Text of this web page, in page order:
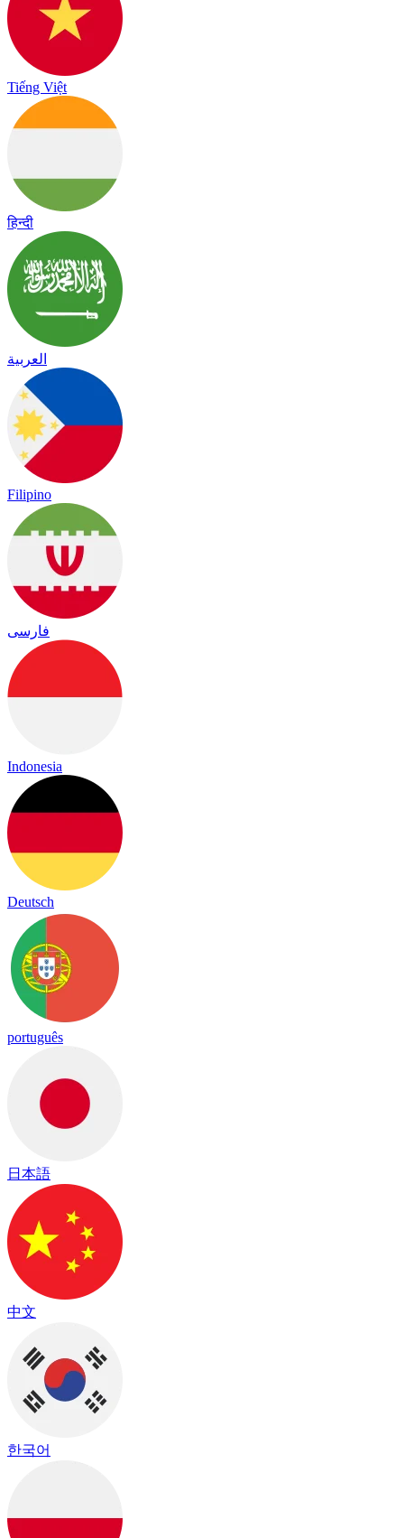
Tiếng Việt
हिन्दी
العربية
Filipino
فارسی
Indonesia
Deutsch
português
日本語
中文
한국어